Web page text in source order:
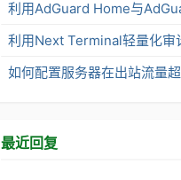
如何配置服务器在出站流量
最近回复